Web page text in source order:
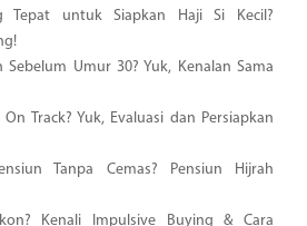
Tepat untuk Siapkan Haji Si Kecil?
Sebelum Umur 30? Yuk, Kenalan Sama
Track? Yuk, Evaluasi dan Persiapkan
Tanpa Cemas? Pensiun Hijrah
Kenali Impulsive Buying & Cara